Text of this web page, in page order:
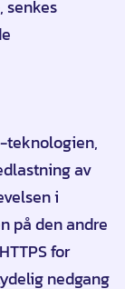
teknologien,
av
i
på den andre
for
nedgang